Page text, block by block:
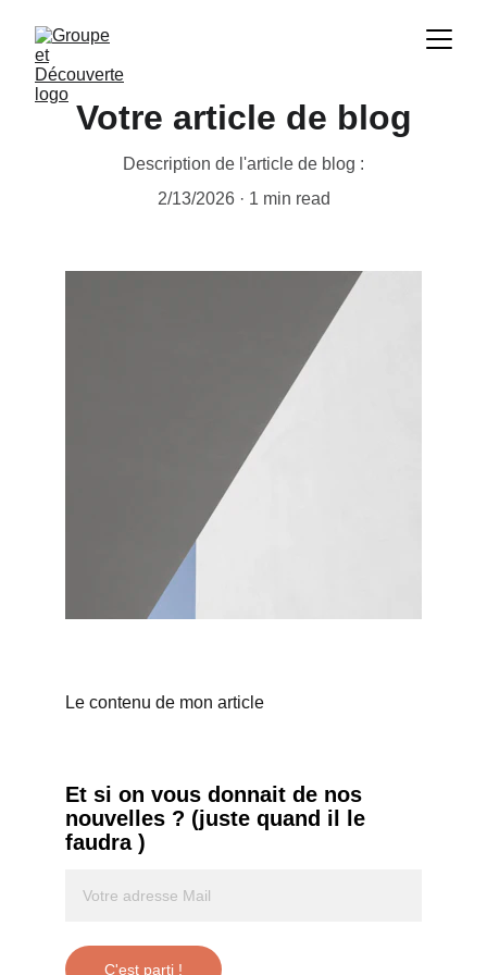
Votre article de blog
Description de l'article de blog :
2/13/2026
1 min read
Le contenu de mon article
C'est parti !
Et si on vous donnait de nos
nouvelles ? (juste quand il le
faudra )